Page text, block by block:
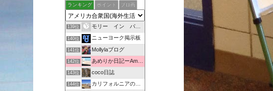
ランキング ポイント ブロ画
137位 fukufuku日記
138位 Jennyと世界へ
139位 モリー イン パラダイス + オリー＜マウイの日々＞
140位 ニューヨーク掲示板
141位 Mollylaブログ
142位 あめりか日記ーAmerica Nikkiー
143位 coco日誌
144位 カリフォルニアの陽射しの中で